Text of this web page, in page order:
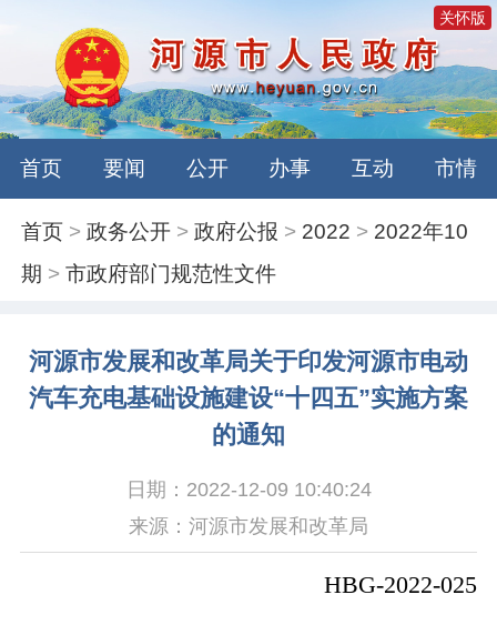
关怀版
首页 要闻 公开 办事 互动 市情
首页 >政务公开 >政府公报 > 2022 > 2022年10
期 >市政府部门规范性文件
河源市发展和改革局关于印发河源市电动
汽车充电基础设施建设“十四五”实施方案
的通知
日期：2022-12-09 10:40:24
来源：河源市发展和改革局
HBG-2022-025